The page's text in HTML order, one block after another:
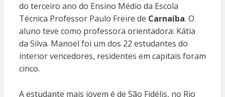
do terceiro ano do Ensino Médio da Escola
Técnica Professor Paulo Freire de Carnaíba. O
aluno teve como professora orientadora: Kátia
da Silva. Manoel foi um dos 22 estudantes do
interior vencedores, residentes em capitais foram
cinco.
A estudante mais jovem é de São Fidélis, no Rio